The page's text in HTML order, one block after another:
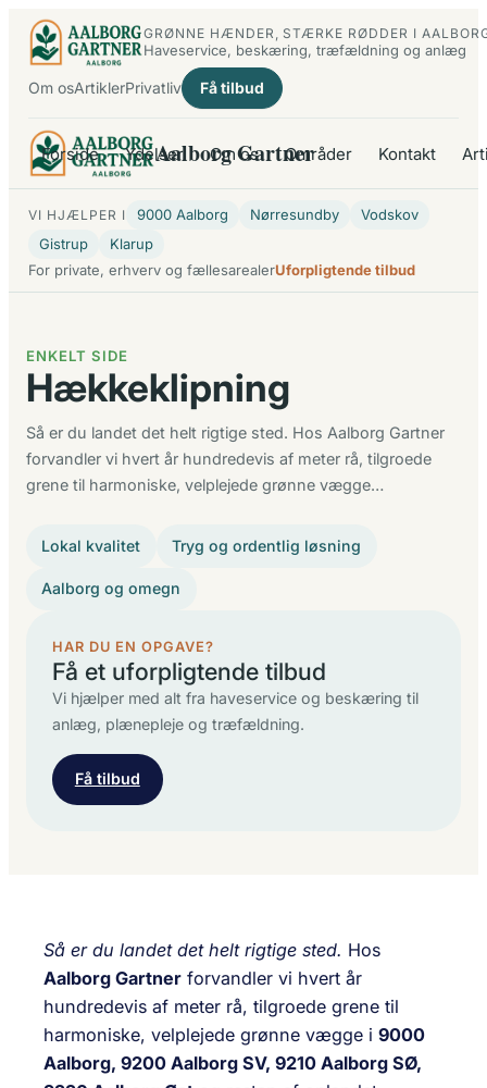
Spring
indhold
GRØNNE HÆNDER, STÆRKE RØDDER I
Haveservice, beskæring, træfældning og anlæg
Om osArtiklerPrivatliv Få tilbud
Aalborg Gartner
Forside Ydelser Om os Områder Kontakt
VI HJÆLPER I 9000 Aalborg Nørresundby
Vodskov
Gistrup
Klarup
For private, erhverv og fællesarealerUforpligtende tilbud
ENKELT SIDE
Hækkeklipning
Så er du landet det helt rigtige sted. Hos Aalborg Gartner
forvandler vi hvert år hundredevis af meter rå, tilgroede
grene til harmoniske, velplejede grønne vægge…
Lokal kvalitet Tryg og ordentlig løsning
Aalborg og omegn
HAR DU EN OPGAVE?
Få et uforpligtende tilbud
Vi hjælper med alt fra haveservice og beskæring til
anlæg, plænepleje og træfældning.
Få tilbud
Så er du landet det helt rigtige sted. Hos
Aalborg Gartner forvandler vi hvert år
hundredevis af meter rå, tilgroede grene til
harmoniske, velplejede grønne vægge i 9000
Aalborg, 9200 Aalborg SV, 9210 Aalborg SØ,